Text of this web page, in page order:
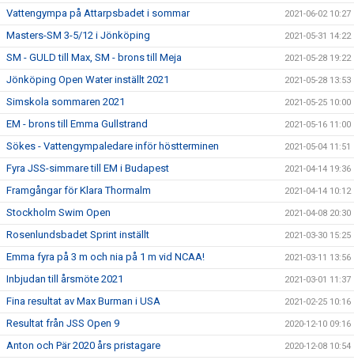
Vattengympa på Attarpsbadet i sommar 2021-06-02 10:27
Masters-SM 3-5/12 i Jönköping 2021-05-31 14:22
SM - GULD till Max, SM - brons till Meja 2021-05-28 19:22
Jönköping Open Water inställt 2021 2021-05-28 13:53
Simskola sommaren 2021 2021-05-25 10:00
EM - brons till Emma Gullstrand 2021-05-16 11:00
Sökes - Vattengympaledare inför höstterminen 2021-05-04 11:51
Fyra JSS-simmare till EM i Budapest 2021-04-14 19:36
Framgångar för Klara Thormalm 2021-04-14 10:12
Stockholm Swim Open 2021-04-08 20:30
Rosenlundsbadet Sprint inställt 2021-03-30 15:25
Emma fyra på 3 m och nia på 1 m vid NCAA! 2021-03-11 13:56
Inbjudan till årsmöte 2021 2021-03-01 11:37
Fina resultat av Max Burman i USA 2021-02-25 10:16
Resultat från JSS Open 9 2020-12-10 09:16
Anton och Pär 2020 års pristagare 2020-12-08 10:54